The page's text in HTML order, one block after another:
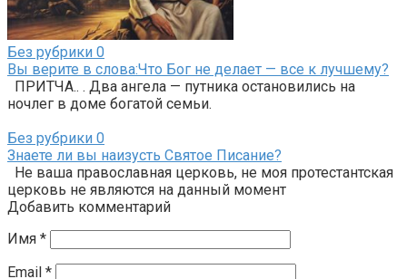
Без рубрики 0
Вы верите в слова:Что Бог не делает — все к лучшему?
ПРИТЧА.. . Два ангела — путника остановились на
ночлег в доме богатой семьи.
Без рубрики 0
Знаете ли вы наизусть Святое Писание?
Не ваша православная церковь, не моя протестантская
церковь не являются на данный момент
Добавить комментарий
Имя *
Email *